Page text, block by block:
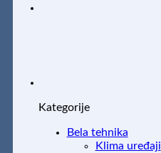
Kategorije
Bela tehnika
Klima uređaji